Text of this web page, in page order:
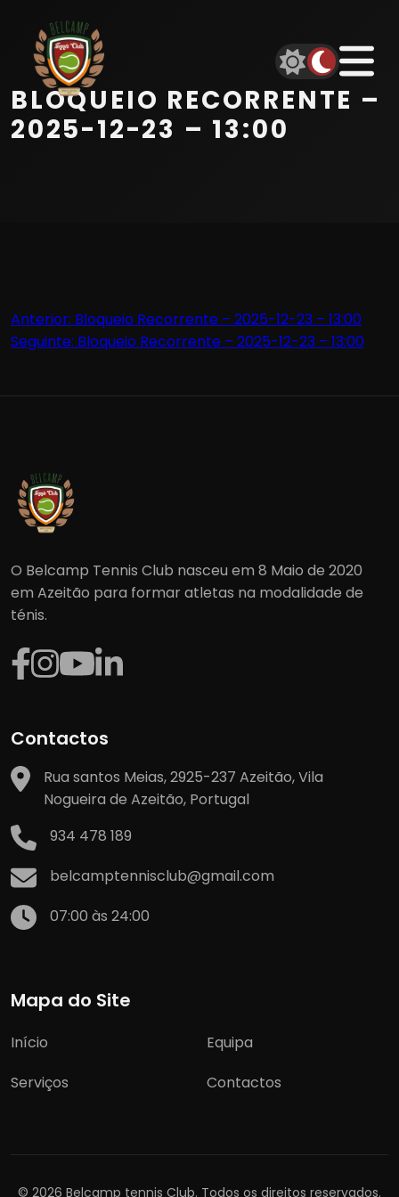
Início
Equipa
Serviços
Beach Tennis
BLOQUEIO RECORRENTE –
2025-12-23 – 13:00
Navegação
de
Anterior: Bloqueio Recorrente – 2025-12-23 – 13:00
Seguinte: Bloqueio Recorrente – 2025-12-23 – 13:00
O Belcamp Tennis Club nasceu em 8 Maio de 2020
em Azeitão para formar atletas na modalidade de
ténis.
Contactos
Rua santos Meias, 2925-237 Azeitão, Vila
Nogueira de Azeitão, Portugal
934 478 189
belcamptennisclub@gmail.com
07:00 às 24:00
Mapa do Site
Início
Equipa
Serviços
Contactos
© 2026 Belcamp tennis Club. Todos os direitos reservados.